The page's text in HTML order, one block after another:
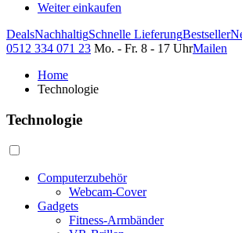
Weiter einkaufen
DealsNachhaltigSchnelle LieferungBestseller
0512 334 071 23 Mo. - Fr. 8 - 17 UhrMailen
Home
Technologie
Technologie
Computerzubehör
Webcam-Cover
Gadgets
Fitness-Armbänder